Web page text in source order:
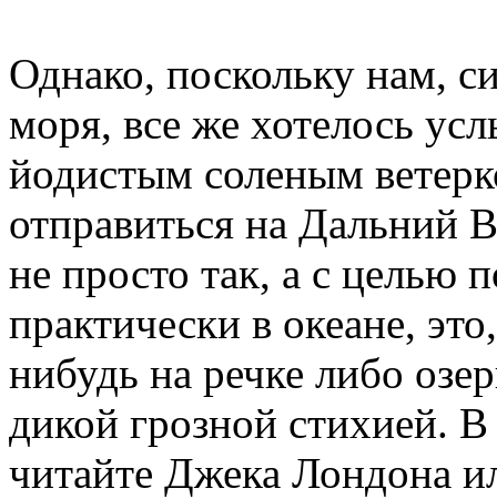
Однако, поскольку нам,
моря, все же хотелось
йодистым соленым
отправиться на Дальний
не просто так, а с целью
практически в океане,
нибудь на речке либо
дикой грозной стихией.
читайте Джека Лондона